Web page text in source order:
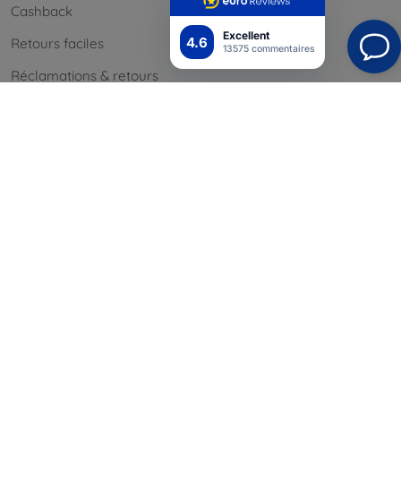
4.6 Excellent
13575 commentaires
Cashback
Retours faciles
Réclamations & retours